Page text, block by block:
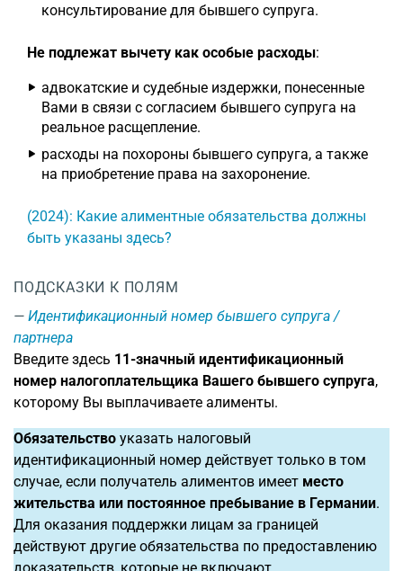
консультирование для бывшего супруга.
Не подлежат вычету как особые расходы:
адвокатские и судебные издержки, понесенные
Вами в связи с согласием бывшего супруга на
реальное расщепление.
расходы на похороны бывшего супруга, а также
на приобретение права на захоронение.
(2024): Какие алиментные обязательства должны
быть указаны здесь?
ПОДСКАЗКИ К ПОЛЯМ
Идентификационный номер бывшего супруга /
партнера
Введите здесь 11-значный идентификационный
номер налогоплательщика Вашего бывшего супруга,
которому Вы выплачиваете алименты.
Обязательство указать налоговый
идентификационный номер действует только в том
случае, если получатель алиментов имеет место
жительства или постоянное пребывание в Германии.
Для оказания поддержки лицам за границей
действуют другие обязательства по предоставлению